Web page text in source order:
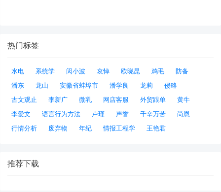
热门标签
水电 系统学 闵小波 哀悼 欧晓昆 鸡毛
防备
潘东
龙山 安徽省蚌埠市 潘学良 龙莉
侵略
古文观止
李新广 微乳 网店客服 外贸跟单
黄牛
李爱文
语言行为方法 卢瑾 声誉 千辛万苦
尚恩
行情分析
废弃物 年纪 情报工程学 王艳君
推荐下载